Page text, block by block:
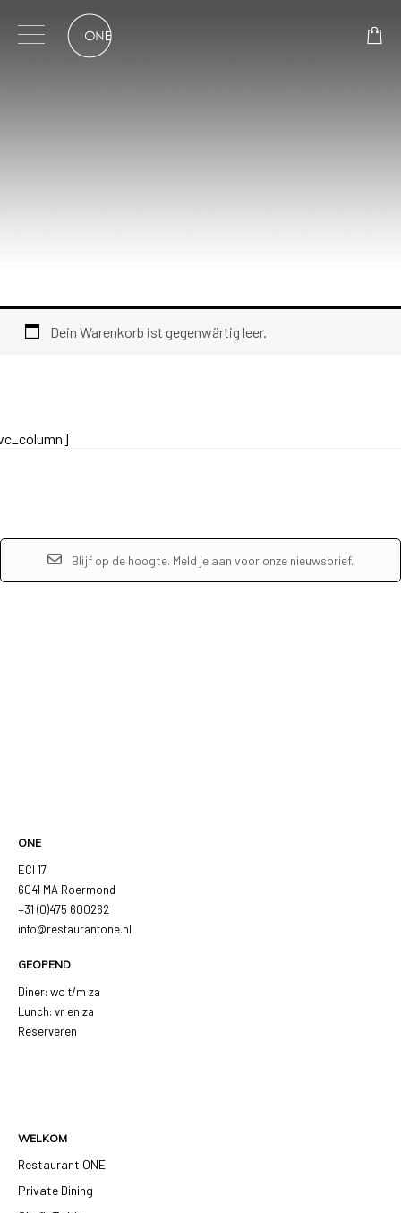
content
Dein Warenkorb ist gegenwärtig leer.
Blijf op de hoogte. Meld je aan voor onze nieuwsbrief.
ONE
ECI 17
6041 MA Roermond
+31 (0)475 600262
info@restaurantone.nl
GEOPEND
Diner: wo t/m za
Lunch: vr en za
Reserveren
WELKOM
Restaurant ONE
Private Dining